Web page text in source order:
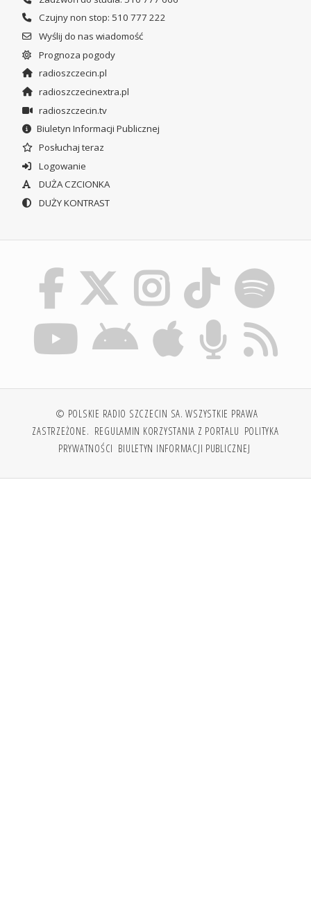
Czujny non stop: 510 777 222
Wyślij do nas wiadomość
Prognoza pogody
radioszczecin.pl
radioszczecinextra.pl
radioszczecin.tv
Biuletyn Informacji Publicznej
Posłuchaj teraz
Logowanie
DUŻA CZCIONKA
DUŻY KONTRAST
© POLSKIE RADIO SZCZECIN SA. WSZYSTKIE PRAWA
ZASTRZEŻONE. REGULAMIN KORZYSTANIA Z PORTALU POLITYKA
PRYWATNOŚCI BIULETYN INFORMACJI PUBLICZNEJ